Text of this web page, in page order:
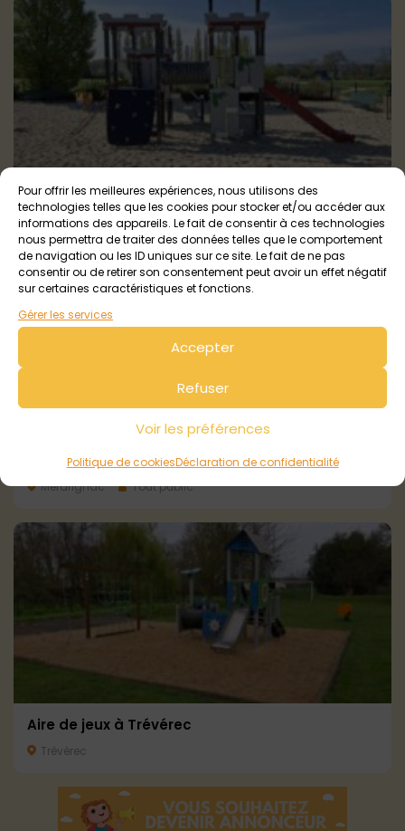
Pour offrir les meilleures expériences, nous utilisons des
technologies telles que les cookies pour stocker et/ou accéder aux
informations des appareils. Le fait de consentir à ces technologies
nous permettra de traiter des données telles que le comportement
de navigation ou les ID uniques sur ce site. Le fait de ne pas
consentir ou de retirer son consentement peut avoir un effet négatif
sur certaines caractéristiques et fonctions.
Gérer les services
Accepter
Refuser
Voir les préférences
Politique de cookiesDéclaration de confidentialité
Aire de jeux à Broons
Broons Tout public
Aire de jeux à Merdrignac
Merdrignac Tout public
Aire de jeux à Trévérec
Trévérec